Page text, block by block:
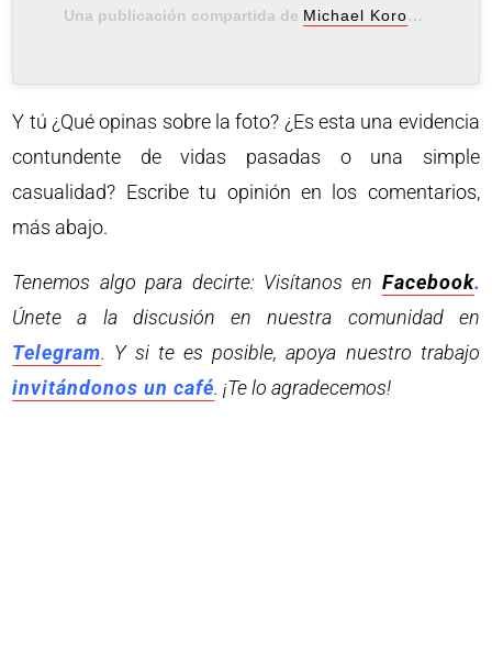
Una publicación compartida de Michael Koropisz
Y tú ¿Qué opinas sobre la foto? ¿Es esta una evidencia
contundente de vidas pasadas o una simple
casualidad? Escribe tu opinión en los comentarios,
más abajo.
Tenemos algo para decirte: Visítanos en Facebook.
Únete a la discusión en nuestra comunidad en
Telegram. Y si te es posible, apoya nuestro trabajo
invitándonos un café. ¡Te lo agradecemos!